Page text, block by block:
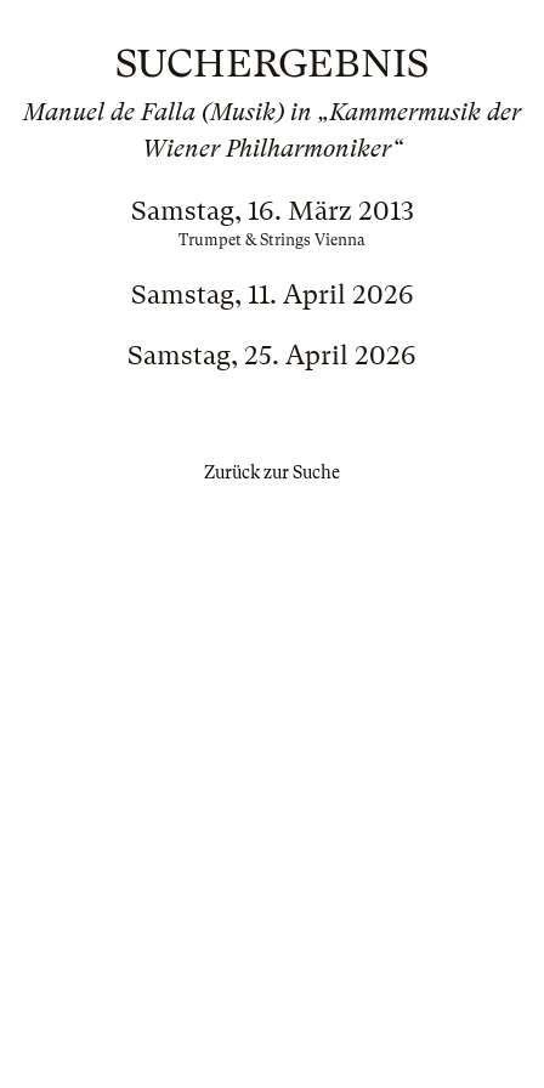
SUCHERGEBNIS
Manuel de Falla (Musik) in „Kammermusik der
Wiener Philharmoniker“
Samstag, 16. März 2013
Trumpet & Strings Vienna
Samstag, 11. April 2026
Samstag, 25. April 2026
Zurück zur Suche